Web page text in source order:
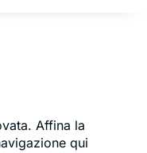
Affina la
qui